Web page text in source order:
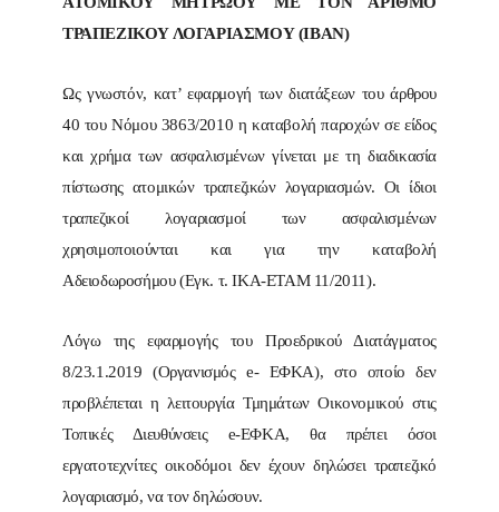
ΤΡΑΠΕΖΙΚΟΥ ΛΟΓΑΡΙΑΣΜΟΥ (ΙΒΑΝ)
Ως γνωστόν, κατ’ εφαρμογή των διατάξεων του άρθρου
40 του Νόμου 3863/2010 η καταβολή παροχών σε είδος
και χρήμα των ασφαλισμένων γίνεται με τη διαδικασία
πίστωσης ατομικών τραπεζικών λογαριασμών. Οι ίδιοι
τραπεζικοί λογαριασμοί των ασφαλισμένων
χρησιμοποιούνται και για την καταβολή
Αδειοδωροσήμου (Εγκ. τ. ΙΚΑ-ΕΤΑΜ 11/2011).
Λόγω της εφαρμογής του Προεδρικού Διατάγματος
8/23.1.2019 (Οργανισμός e- ΕΦΚΑ), στο οποίο δεν
προβλέπεται η λειτουργία Τμημάτων Οικονομικού στις
Τοπικές Διευθύνσεις e-ΕΦΚΑ, θα πρέπει όσοι
εργατοτεχνίτες οικοδόμοι δεν έχουν δηλώσει τραπεζικό
λογαριασμό, να τον δηλώσουν.